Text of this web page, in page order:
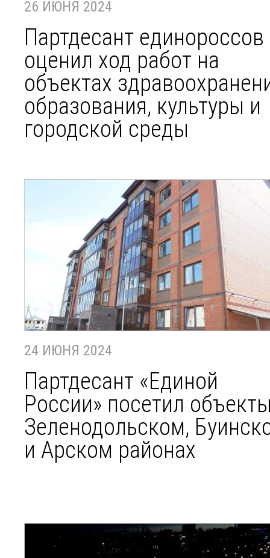
26 ИЮНЯ 2024
Партдесант единороссов
оценил ход работ на
объектах
образования, культуры и
городской среды
24 ИЮНЯ 2024
Партдесант «Единой
России» посетил
Зеленодольском,
и Арском районах